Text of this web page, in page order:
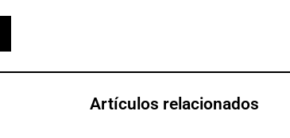
Artículos relacionados